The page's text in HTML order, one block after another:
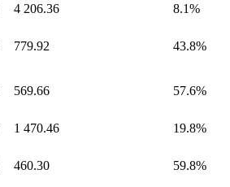
4 206.36 8.1%
779.92 43.8%
569.66 57.6%
1 470.46 19.8%
460.30 59.8%